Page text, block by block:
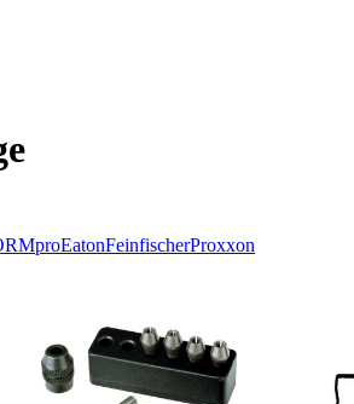
EatonFeinfischerProxxon